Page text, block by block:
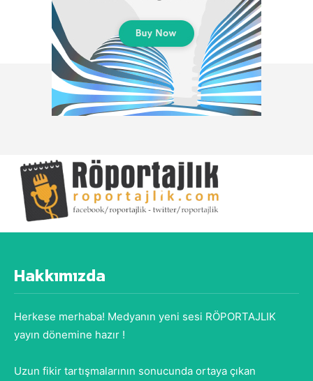
Hakkımızda
Herkese merhaba! Medyanın yeni sesi RÖPORTAJLIK
yayın dönemine hazır !
Uzun fikir tartışmalarının sonucunda ortaya çıkan